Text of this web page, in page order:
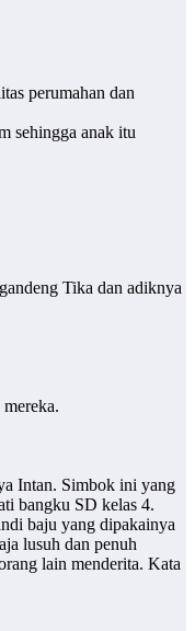
perumahan dan
sehingga anak itu
Tika dan adiknya
Intan. Simbok ini yang
bangku SD kelas 4.
baju yang dipakainya
lusuh dan penuh
lain menderita. Kata